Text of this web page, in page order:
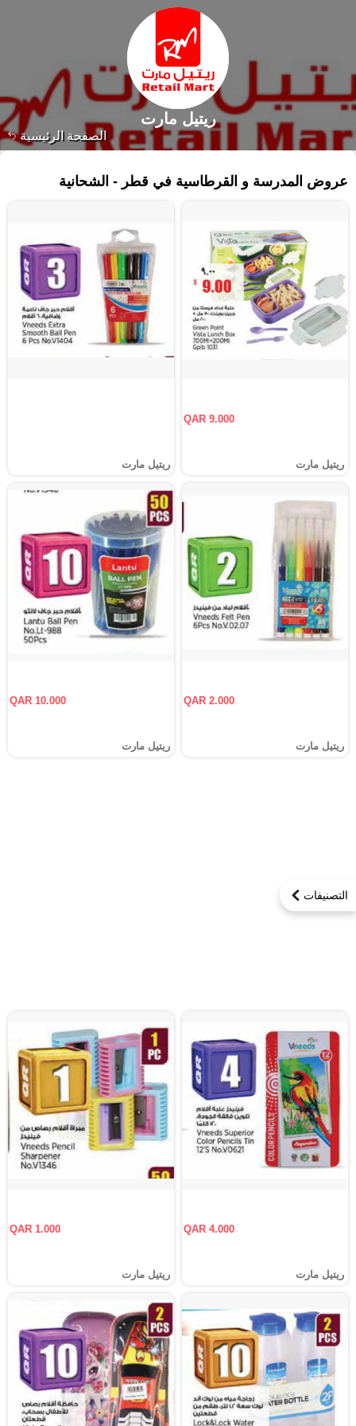
الصفحة الرئيسية
ريتيل مارت
التصنيفات
عروض المدرسة و القرطاسية في قطر - الشحانية
QAR 9.000
ريتيل مارت ريتيل مارت
QAR 2.000
ريتيل مارت
QAR 10.000
ريتيل مارت
QAR 4.000
ريتيل مارت
QAR 1.000
ريتيل مارت